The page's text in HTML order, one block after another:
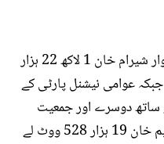
این اے 20 صوابی 2 سے آزاد امیدوار شیرام خان 1 لاکھ 22 ہزار
جبکہ عوامی نیشنل پارٹی کے
535 ووٹوں کے ساتھ دوسرے اور جمعیت
علمائے اسلام پاکستان کے عبدالرحیم خان 19 ہزار 528 ووٹ لے